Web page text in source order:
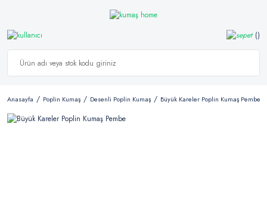
Anasayfa Poplin Kumaş Desenli Poplin Kumaş Büyük Kareler Poplin Kumaş Pembe